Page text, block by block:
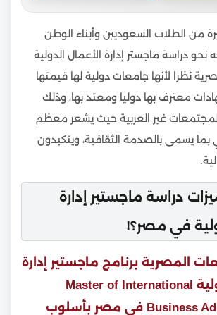
من الطلاب السعوديين وأبناء الوطن
نحو دراسة ماجستر إدارة الأعمال الدولية
نظرا لأنها جامعات دولية لها قيمتها
معترف بها دوليا ومعتد بها، وذلك
غير العربية حيث يشعر معظم
بما يسمى بالصدمة الثقافية، ويتكبدون
دراسة ماجستير إدارة
في مصر؟!
المصرية برنامج ماجستير إدارة
الأعمال الدولية Master of International
Business Administration في مصر بأسلوب